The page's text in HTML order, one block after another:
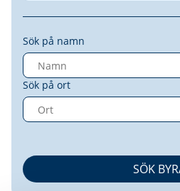
Sök på namn
Sök på ort